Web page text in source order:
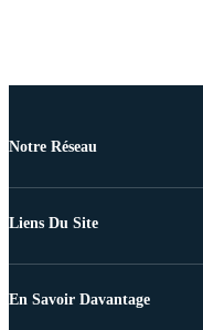
Notre Réseau
Liens Du Site
En Savoir Davantage